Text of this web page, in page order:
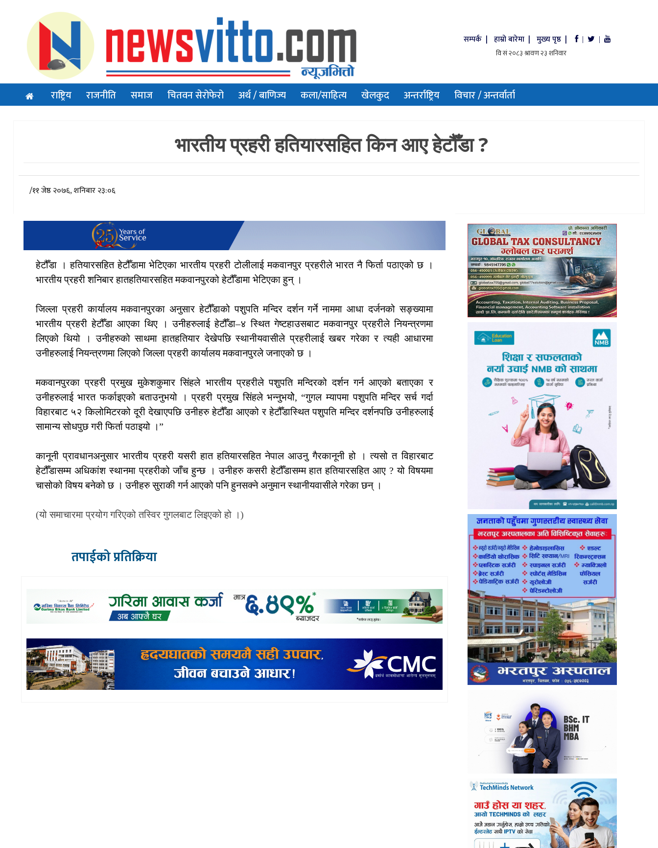
सम्पर्क | हाम्रो बारेमा | मुख्य पृष्ठ | | |
राष्ट्रिय राजनीति समाज चितवन सेरोफेरो अर्थ / बाणिज्य कला/साहित्य खेलकुद अन्तर्राष्ट्रिय विचार / अन्तर्वार्ता
भारतीय प्रहरी हतियारसहित किन आए हेटौँडा ?
/११ जेष्ठ २०७६, शनिबार २३:०६
हेटौँडा । हतियारसहित हेटौँडामा भेटिएका भारतीय प्रहरी टोलीलाई मकवानपुर प्रहरीले भारत नै फिर्ता पठाएको छ ।
भारतीय प्रहरी शनिबार हातहतियारसहित मकवानपुरको हेटौँडामा भेटिएका हुन् ।
जिल्ला प्रहरी कार्यालय मकवानपुरका अनुसार हेटौँडाको पशुपति मन्दिर दर्शन गर्ने नाममा आधा दर्जनको सङ्ख्यामा
भारतीय प्रहरी हेटौँडा आएका थिए । उनीहरुलाई हेटौँडा–४ स्थित गेष्टहाउसबाट मकवानपुर प्रहरीले नियन्त्रणमा
लिएको थियो । उनीहरुको साथमा हातहतियार देखेपछि स्थानीयवासीले प्रहरीलाई खबर गरेका र त्यही आधारमा
उनीहरुलाई नियन्त्रणमा लिएको जिल्ला प्रहरी कार्यालय मकवानपुरले जनाएको छ ।
मकवानपुरका प्रहरी प्रमुख मुकेशकुमार सिंहले भारतीय प्रहरीले पशुपति मन्दिरको दर्शन गर्न आएको बताएका र
उनीहरुलाई भारत फर्काइएको बताउनुभयो । प्रहरी प्रमुख सिंहले भन्नुभयोे, “गुगल म्यापमा पशुपति मन्दिर सर्च गर्दा
विहारबाट ५२ किलोमिटरको दूरी देखाएपछि उनीहरु हेटौँडा आएको र हेटौँडास्थित पशुपति मन्दिर दर्शनपछि उनीहरुलाई
सामान्य सोधपुछ गरी फिर्ता पठाइयो ।”
कानूनी प्रावधानअनुसार भारतीय प्रहरी यसरी हात हतियारसहित नेपाल आउनु गैरकानूनी हो । त्यसो त विहारबाट
हेटौँडासम्म अधिकांश स्थानमा प्रहरीको जाँच हुन्छ । उनीहरु कसरी हेटौँडासम्म हात हतियारसहित आए ? यो विषयमा
चासोको विषय बनेको छ । उनीहरु सुराकी गर्न आएको पनि हुनसक्ने अनुमान स्थानीयवासीले गरेका छन् ।
(यो समाचारमा प्रयोग गरिएको तस्विर गुगलबाट लिइएको हो ।)
तपाईको प्रतिक्रिया